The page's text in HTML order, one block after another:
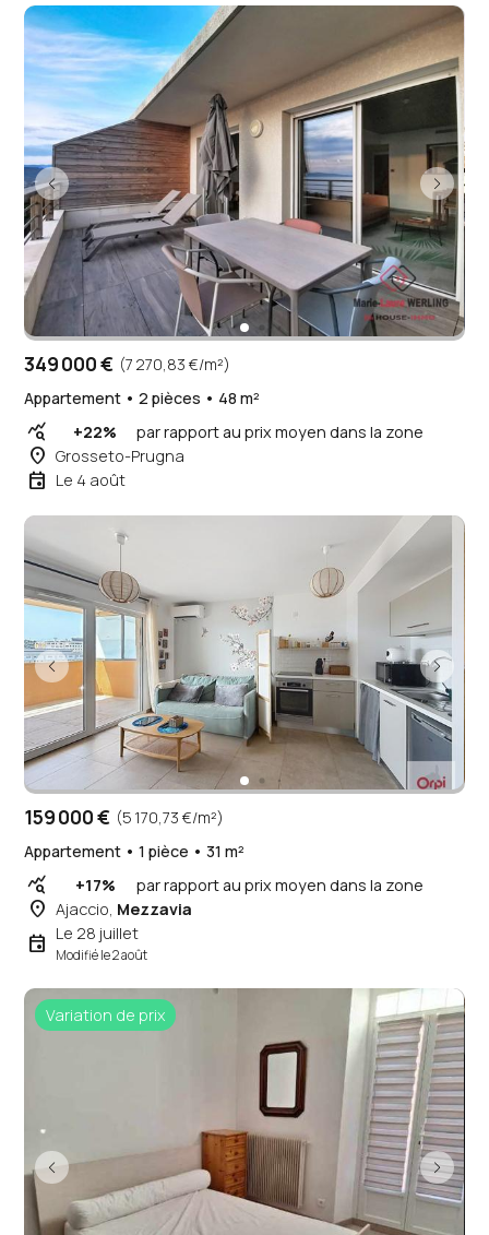
349 000 € (7 270,83 €/m²)
Appartement • 2 pièces • 48 m²
query_stats +22% par rapport au prix moyen dans la zone
place Grosseto-Prugna
event Le 4 août
159 000 € (5 170,73 €/m²)
Appartement • 1 pièce • 31 m²
query_stats +17% par rapport au prix moyen dans la zone
place Ajaccio, Mezzavia
event Le 28 juillet
Modifié le 2 août
Variation de prix